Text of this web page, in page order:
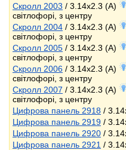
Скролл 2003 / 3.14x2.3 (A)
світлофорі, з центру
Скролл 2004 / 3.14x2.3 (A)
світлофорі, з центру
Скролл 2005 / 3.14x2.3 (A)
світлофорі, з центру
Скролл 2006 / 3.14x2.3 (A)
світлофорі, з центру
Скролл 2007 / 3.14x2.3 (A)
світлофорі, з центру
Цифрова панель 2918 /
Цифрова панель 2919 /
Цифрова панель 2920 /
Цифрова панель 2921 /